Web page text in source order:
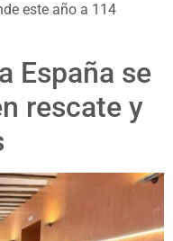
este año a 114
España se
rescate y